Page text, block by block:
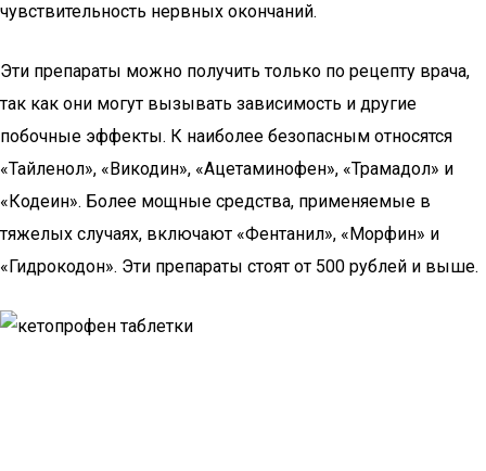
чувствительность нервных окончаний.
Эти препараты можно получить только по рецепту врача,
так как они могут вызывать зависимость и другие
побочные эффекты. К наиболее безопасным относятся
«Тайленол», «Викодин», «Ацетаминофен», «Трамадол» и
«Кодеин». Более мощные средства, применяемые в
тяжелых случаях, включают «Фентанил», «Морфин» и
«Гидрокодон». Эти препараты стоят от 500 рублей и выше.